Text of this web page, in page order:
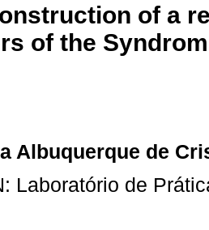
of a
of the
Albuquerque de
Laboratório de